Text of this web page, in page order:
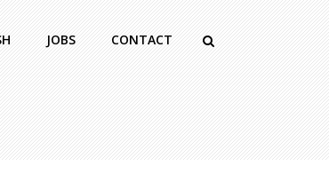
JOBS CONTACT